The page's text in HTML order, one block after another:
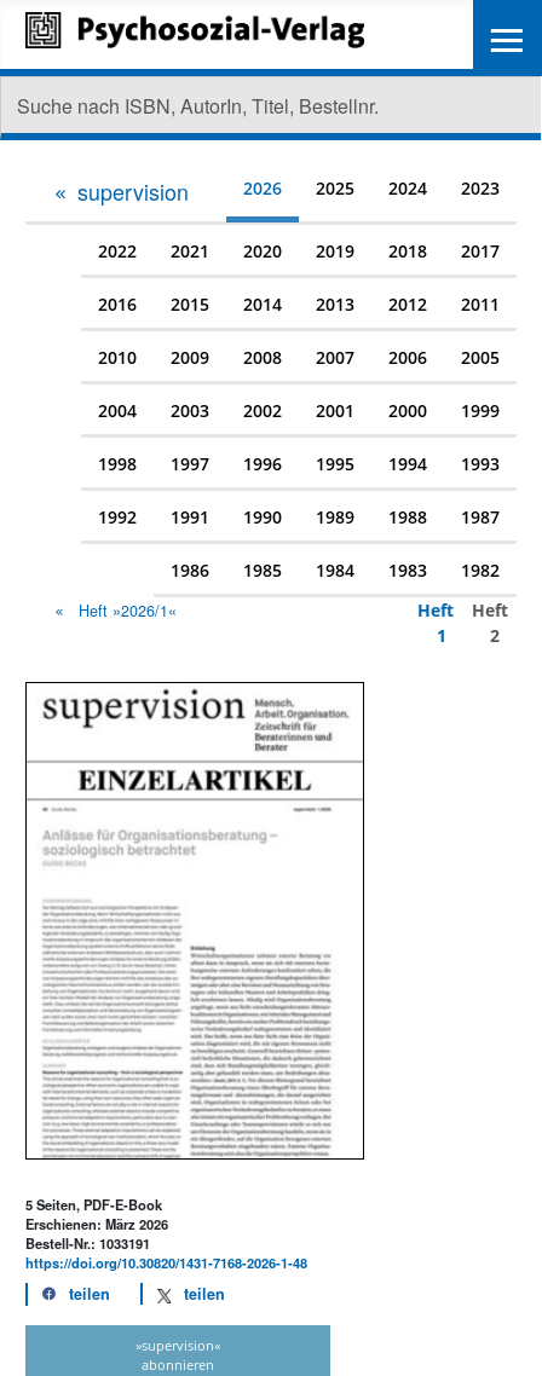
supervision 2026 2025 2024 2023
2022 2021 2020 2019 2018 2017
2016 2015 2014 2013 2012 2011
2010 2009 2008 2007 2006 2005
2004 2003 2002 2001 2000 1999
1998 1997 1996 1995 1994 1993
1992 1991 1990 1989 1988 1987
1986 1985 1984 1983 1982
Heft »2026/1«
Heft
1
Heft
2
5 Seiten, PDF-E-Book
Erschienen: März 2026
Bestell-Nr.: 1033191
https://doi.org/10.30820/1431-7168-2026-1-48
teilen teilen
»supervision«
abonnieren
≡